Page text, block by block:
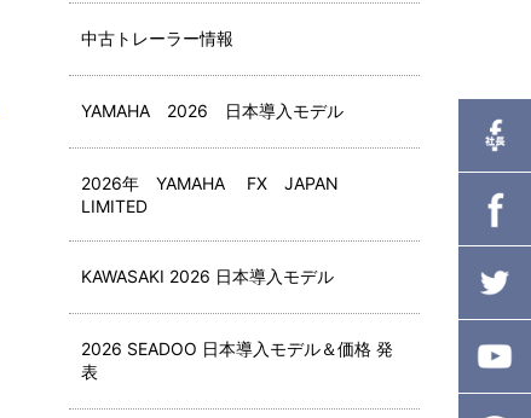
中古トレーラー情報
YAMAHA 2026 日本導入モデル
2026年 YAMAHA FX JAPAN
LIMITED
KAWASAKI 2026 日本導入モデル
2026 SEADOO 日本導入モデル＆価格 発
表